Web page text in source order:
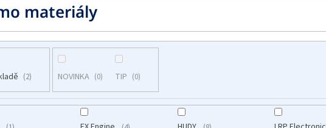
materiály
2 NOVINKA 0 TIP 0